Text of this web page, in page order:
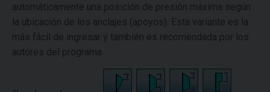
automáticamente una posición de presión máxima según
la ubicación de los anclajes (apoyos). Esta variante es la
más fácil de ingresar y también es recomendada por los
autores del programa.